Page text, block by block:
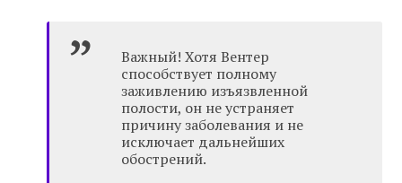
Важный! Хотя Вентер
способствует полному
заживлению изъязвленной
полости, он не устраняет
причину заболевания и не
исключает дальнейших
обострений.